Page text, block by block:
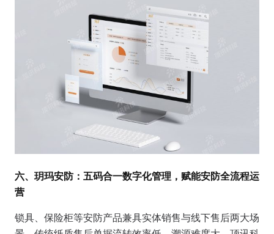
六、玥玛安防：五码合一数字化管理，赋能安防全流程运
营
锁具、保险柜等安防产品兼具实体销售与线下售后两大场